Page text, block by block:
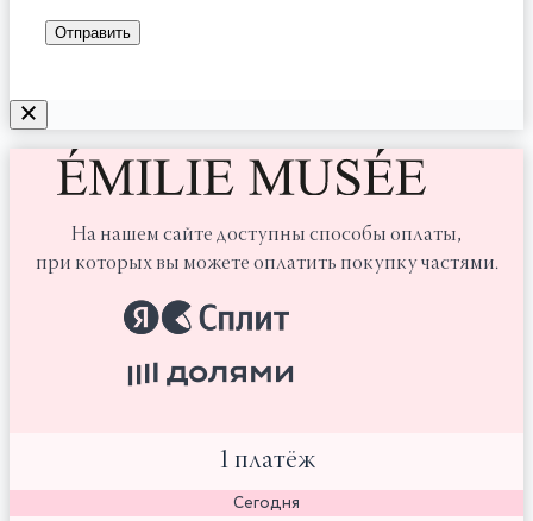
На нашем сайте доступны способы оплаты,
при которых вы можете оплатить покупку частями.
1 платёж
Сегодня